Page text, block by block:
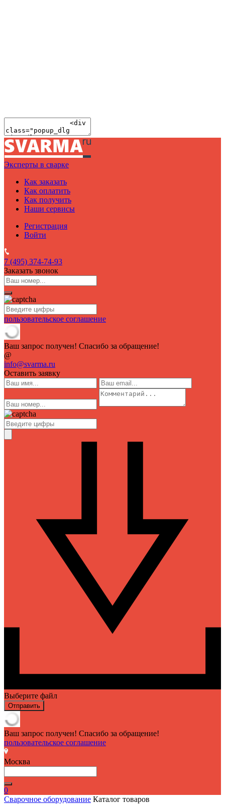
Эксперты в сварке
Как заказать
Как оплатить
Как получить
Наши сервисы
Регистрация
Войти
7 (495) 374-74-93
Заказать звонок
пользовательское соглашение
Ваш запрос получен! Спасибо за обращение!
@
info@svarma.ru
Оставить заявку
Выберите файл
Отправить
Ваш запрос получен! Спасибо за обращение!
пользовательское соглашение
Москва
0
Сварочное оборудование Каталог товаров